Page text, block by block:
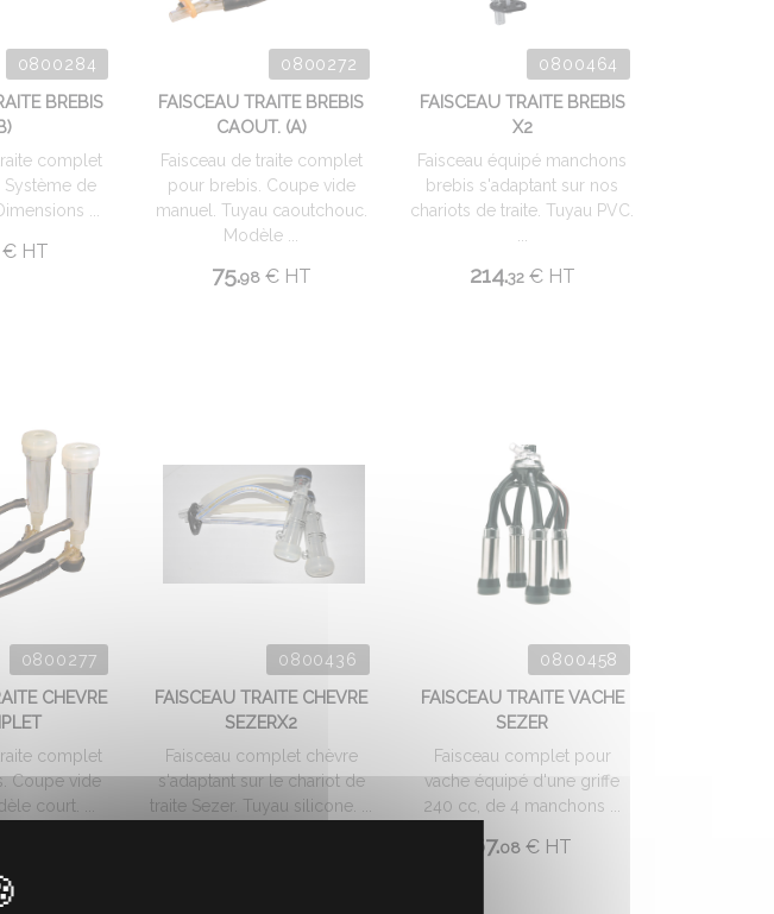
0800284
BREBIS
complet
de
...
€ HT
0800272
FAISCEAU TRAITE BREBIS
CAOUT. (A)
Faisceau de traite complet
pour brebis. Coupe vide
manuel. Tuyau caoutchouc.
Modèle ...
75.98 €HT
0800464
FAISCEAU TRAITE BREBIS
X2
Faisceau équipé manchons
brebis s'adaptant sur nos
chariots de traite. Tuyau PVC.
214.32 €HT
0800277
CHEVRE
complet
Coupe vide
court. ...
0800436
FAISCEAU TRAITE CHEVRE
SEZERX2
Faisceau complet chèvre
s'adaptant sur le chariot de
traite Sezer. Tuyau silicone. ...
0800458
FAISCEAU TRAITE VACHE
SEZER
Faisceau complet pour
vache équipé d'une griffe
240 cc, de 4 manchons ...
67.08 € HT